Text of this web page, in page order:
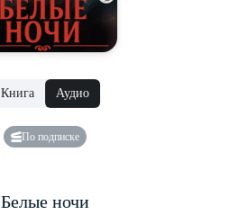
Книга Аудио
По подписке
Белые ночи